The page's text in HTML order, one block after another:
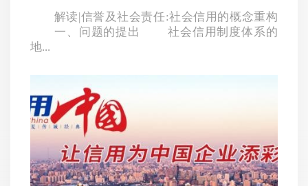
念重构
解读|信誉及社会责任:社会信用的概念重构
一、问题的提出 社会信用制度体系的
地...